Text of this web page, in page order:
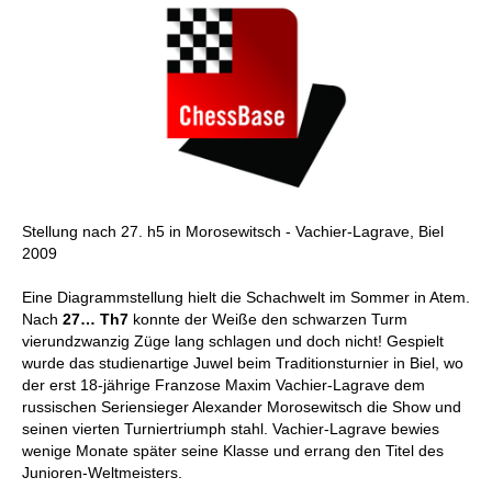
Stellung nach 27. h5 in Morosewitsch - Vachier-Lagrave, Biel
2009
Eine Diagrammstellung hielt die Schachwelt im Sommer in Atem.
Nach 27… Th7 konnte der Weiße den schwarzen Turm
vierundzwanzig Züge lang schlagen und doch nicht! Gespielt
wurde das studienartige Juwel beim Traditionsturnier in Biel, wo
der erst 18-jährige Franzose Maxim Vachier-Lagrave dem
russischen Seriensieger Alexander Morosewitsch die Show und
seinen vierten Turniertriumph stahl. Vachier-Lagrave bewies
wenige Monate später seine Klasse und errang den Titel des
Junioren-Weltmeisters.